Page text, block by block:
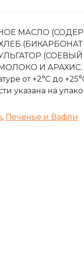
МАСЛО
И АРАХИС.
от +2°С до
указана на
, Печенье и Вафли